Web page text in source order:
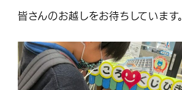
皆さんのお越しをお待ちしています。